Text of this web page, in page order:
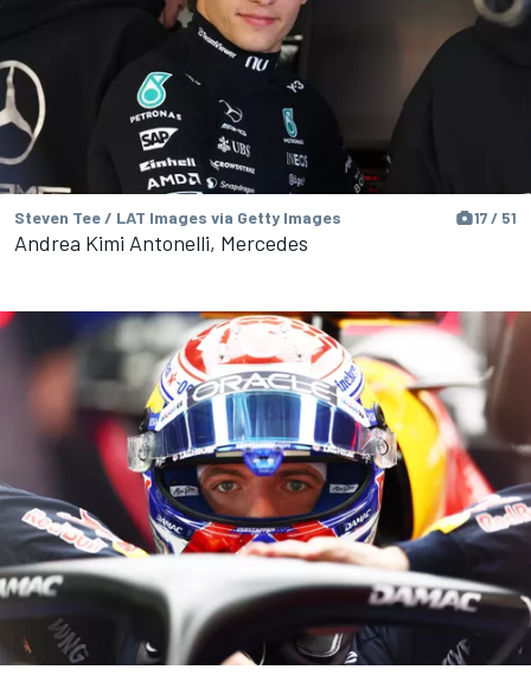
Steven Tee / LAT Images via Getty Images 17 / 51
Andrea Kimi Antonelli, Mercedes